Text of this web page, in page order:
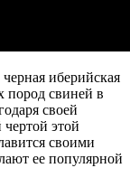
иберийская
пород свиней в
своей
чертой этой
своими
ее популярной